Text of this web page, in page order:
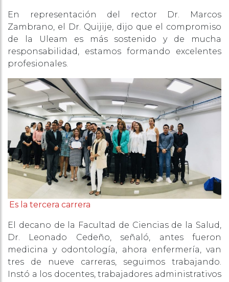
En representación del rector Dr. Marcos
Zambrano, el Dr. Quijije, dijo que el compromiso
de la Uleam es más sostenido y de mucha
responsabilidad, estamos formando excelentes
profesionales.
Es la tercera carrera
El decano de la Facultad de Ciencias de la Salud,
Dr. Leonado Cedeño, señaló, antes fueron
medicina y odontología, ahora enfermería, van
tres de nueve carreras, seguimos trabajando.
Instó a los docentes, trabajadores administrativos